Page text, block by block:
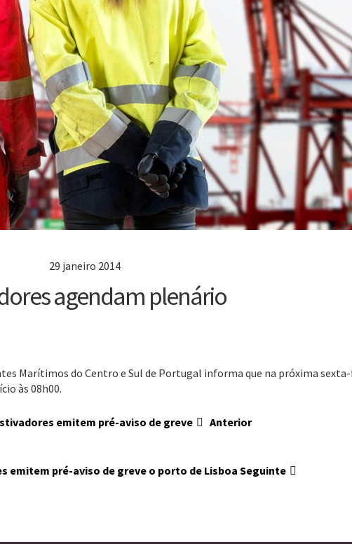
29 janeiro 2014
agendam plenário
Marítimos do Centro e Sul de Portugal informa que na próxima sexta-
às 08h00.
emitem pré-aviso de greve Anterior
emitem pré-aviso de greve o porto de Lisboa Seguinte